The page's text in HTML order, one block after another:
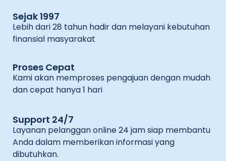
Sejak 1997
Lebih dari 28 tahun hadir dan melayani kebutuhan
finansial masyarakat
Proses Cepat
Kami akan memproses pengajuan dengan mudah
dan cepat hanya 1 hari
Support 24/7
Layanan pelanggan online 24 jam siap membantu
Anda dalam memberikan informasi yang
dibutuhkan.